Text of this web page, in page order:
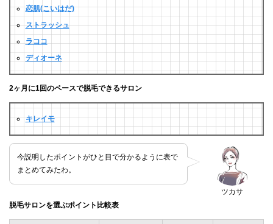
恋肌(こいはだ)
ストラッシュ
ラココ
ディオーネ
2ヶ月に1回のペースで脱毛できるサロン
キレイモ
ツカサ
今説明したポイントがひと目で分かるように表で
まとめてみたわ。
脱毛サロンを選ぶポイント比較表